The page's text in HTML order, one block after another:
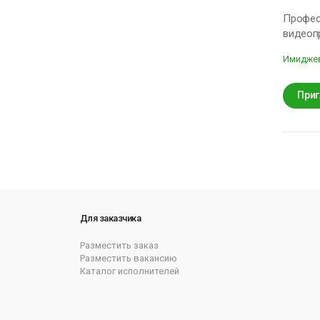
Для заказчика
Разместить заказ
Разместить вакансию
Каталог исполнителей